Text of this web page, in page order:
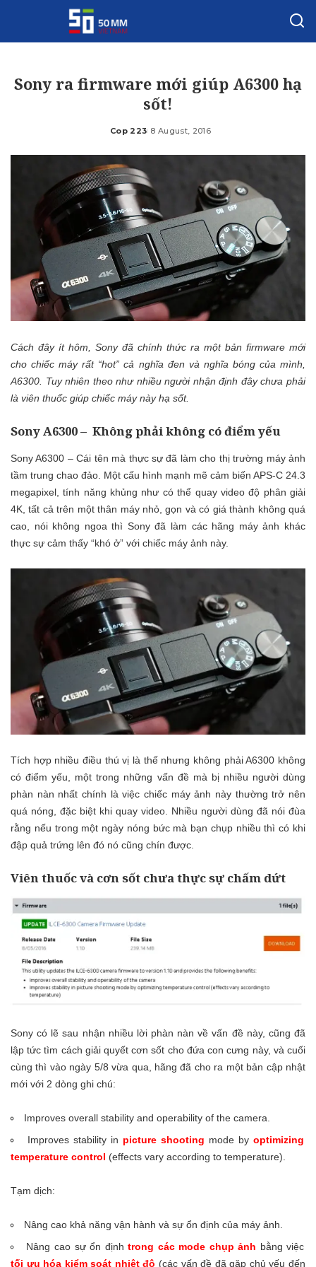
Sony ra firmware mới giúp A6300 hạ
sốt!
Posted
Cop 223 8 August, 2016
Cách đây ít hôm, Sony đã chính thức ra một bản firmware mới
cho chiếc máy rất “hot” cả nghĩa đen và nghĩa bóng của mình,
A6300. Tuy nhiên theo như nhiều người nhận định đây chưa phải
là viên thuốc giúp chiếc máy này hạ sốt.
Sony A6300 – Không phải không có điểm yếu
Sony A6300 – Cái tên mà thực sự đã làm cho thị trường máy ảnh
tầm trung chao đảo. Một cấu hình mạnh mẽ cảm biến APS-C 24.3
megapixel, tính năng khủng như có thể quay video độ phân giải
4K, tất cả trên một thân máy nhỏ, gọn và có giá thành không quá
cao, nói không ngoa thì Sony đã làm các hãng máy ảnh khác
thực sự cảm thấy “khó ở” với chiếc máy ảnh này.
Tích hợp nhiều điều thú vị là thế nhưng không phải A6300 không
có điểm yếu, một trong những vấn đề mà bị nhiều người dùng
phàn nàn nhất chính là việc chiếc máy ảnh này thường trở nên
quá nóng, đặc biệt khi quay video. Nhiều người dùng đã nói đùa
rằng nếu trong một ngày nóng bức mà bạn chụp nhiều thì có khi
đập quả trứng lên đó nó cũng chín được.
Viên thuốc và cơn sốt chưa thực sự chấm dứt
Sony có lẽ sau nhận nhiều lời phàn nàn về vấn đề này, cũng đã
lập tức tìm cách giải quyết cơn sốt cho đứa con cưng này, và cuối
cùng thì vào ngày 5/8 vừa qua, hãng đã cho ra một bản cập nhật
mới với 2 dòng ghi chú:
Improves overall stability and operability of the camera.
Improves stability in picture shooting mode byoptimizing
temperature control (effects vary according to temperature).
Tạm dịch:
Nâng cao khả năng vận hành và sự ổn định của máy ảnh.
Nâng cao sự ổn định trong các mode chụp ảnh bằng việc
tối ưu hóa kiểm soát nhiệt độ (các vấn đề đã gặp chủ yếu đến